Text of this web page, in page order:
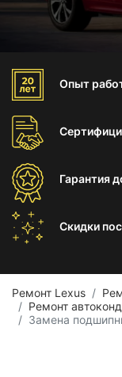
Опыт
Гарантия
Скидки
Ремонт Lexus
Ремонт
Замена